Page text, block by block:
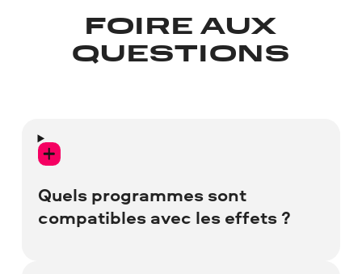
FOIRE AUX
QUESTIONS
Quels programmes sont
compatibles avec les effets ?